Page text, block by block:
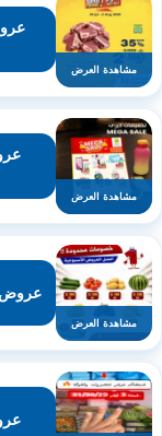
مشاهدة العرض
مشاهدة العرض
مشاهدة العرض
عروض مركز